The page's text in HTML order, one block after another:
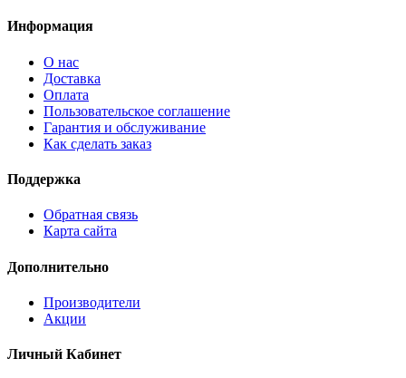
Информация
О нас
Доставка
Оплата
Пользовательское соглашение
Гарантия и обслуживание
Как сделать заказ
Поддержка
Обратная связь
Карта сайта
Дополнительно
Производители
Акции
Личный Кабинет